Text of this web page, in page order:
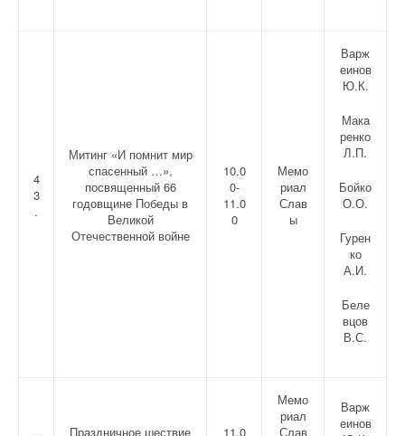
4
3
.
Митинг «И помнит мир
спасенный …»,
посвященный 66
годовщине Победы в
Великой
Отечественной войне
10.0
0-
11.0
0
Мемо
риал
Слав
ы
Варж
еинов
Ю.К.
Мака
ренко
Л.П.
Бойко
О.О.
Гурен
ко
А.И.
Беле
вцов
В.С.
Праздничное шествие
11.0
Мемо
риал
Слав
Варж
еинов